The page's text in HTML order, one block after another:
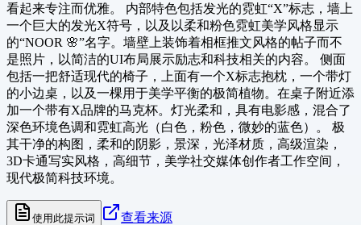
看起来专注而优雅。 内部特色包括发光的霓虹“X”标志，墙上
一个巨大的发光X符号，以及以柔和粉色霓虹美学风格显示
的“NOOR 🌸”名字。墙壁上装饰着相框推文风格的帖子而不
是照片，以简洁的UI布局展示励志和科技相关的内容。 侧面
包括一把舒适现代的椅子，上面有一个X标志抱枕，一个带灯
的小边桌，以及一棵用于美学平衡的极简植物。在桌子附近添
加一个带有X品牌的马克杯。灯光柔和，具有电影感，混合了
深色环境色调和霓虹高光（白色，粉色，微妙的蓝色）。 极
其干净的构图，柔和的阴影，景深，光泽材质，高级渲染，
3D卡通写实风格，高细节，美学社交媒体创作者工作空间，
现代极简科技环境。
使用此提示词 查看来源